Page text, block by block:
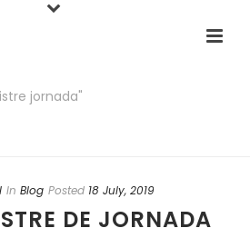
jornada"
In Blog Posted 18 July, 2019
DE JORNADA